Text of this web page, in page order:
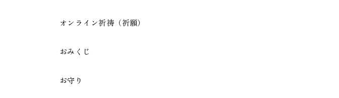
オンライン祈祷（祈願）
おみくじ
お守り